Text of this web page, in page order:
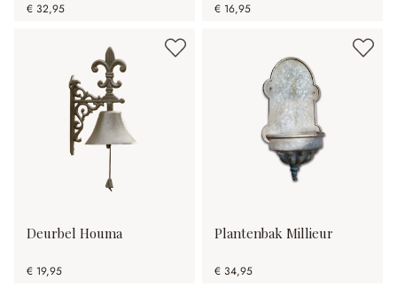
€ 32,95 € 16,95
Deurbel Houma
€ 19,95
Plantenbak Millieur
€ 34,95